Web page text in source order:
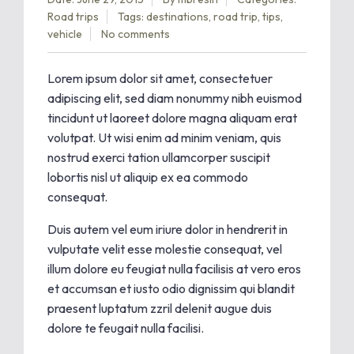
Road trips
Tags: destinations, road trip, tips,
vehicle
No comments
Lorem ipsum dolor sit amet, consectetuer
adipiscing elit, sed diam nonummy nibh euismod
tincidunt ut laoreet dolore magna aliquam erat
volutpat. Ut wisi enim ad minim veniam, quis
nostrud exerci tation ullamcorper suscipit
lobortis nisl ut aliquip ex ea commodo
consequat.
Duis autem vel eum iriure dolor in hendrerit in
vulputate velit esse molestie consequat, vel
illum dolore eu feugiat nulla facilisis at vero eros
et accumsan et iusto odio dignissim qui blandit
praesent luptatum zzril delenit augue duis
dolore te feugait nulla facilisi.